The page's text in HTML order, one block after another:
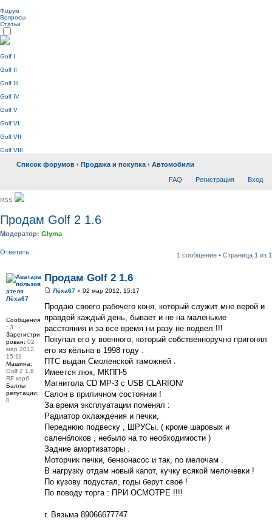
Форум
Вопросы
Статьи
Golf I
Golf II
Golf III
Golf IV
Golf V
Golf VI
Golf VII
Golf VIII
Список форумов ‹ Продажа и покупка ‹ Автомобили
FAQ Регистрация Вход
RSS
Продам Golf 2 1.6
Модератор: Glyma
Ответить 1 сообщение • Страница 1 из 1
Продам Golf 2 1.6
Лёха67 » 02 мар 2012, 15:17
Продаю своего рабочего коня, который служит мне верой и
правдой каждый день, бывает и не на маленькие
расстояния и за все время ни разу не подвел !!!
Покупал его у военного, который собственноручно пригонял
его из кёльна в 1998 году .
ПТС выдан Смоленской таможней .
Имеется люк, МКПП-5
Магнитола CD MP-3 c USB CLARION/
Салон в приличном состоянии !
За время эксплуатации поменял :
Радиатор охлаждения и печки,
Переднюю подвеску , ШРУСы, ( кроме шаровых и
саленблоков , небыло на то необходимости )
Задние амортизаторы .
Моторчик печки, бензонасос и так, по мелочам .
В нагрузку отдам новый капот, кучку всякой мелочевки !
По кузову подустал, годы берут своё !
По поводу торга : ПРИ ОСМОТРЕ !!!!
г. Вязьма 89066677747
Лёха67
Сообщения
: 3
Зарегистри
рован: 02
мар 2012,
15:11
Машина:
Golf 2 1.6
RF карб.
Баллы
репутации:
0